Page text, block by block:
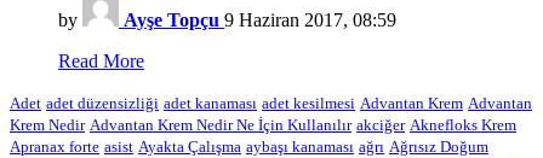
by Ayşe Topçu 9 Haziran 2017, 08:59
Read More
Adet adet düzensizliği adet kanaması adet kesilmesi Advantan Krem Advantan
Krem Nedir Advantan Krem Nedir Ne İçin Kullanılır akciğer Aknefloks Krem
Apranax forte asist Ayakta Çalışma aybaşı kanaması ağrı Ağrısız Doğum